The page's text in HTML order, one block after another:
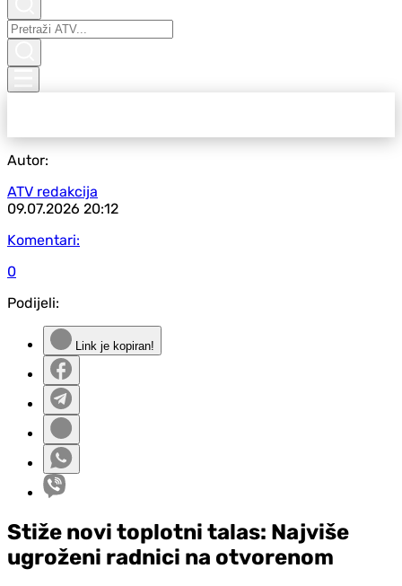
Autor:
ATV redakcija
09.07.2026 20:12
Komentari:
0
Podijeli:
Link je kopiran!
Stiže novi toplotni talas: Najviše
ugroženi radnici na otvorenom